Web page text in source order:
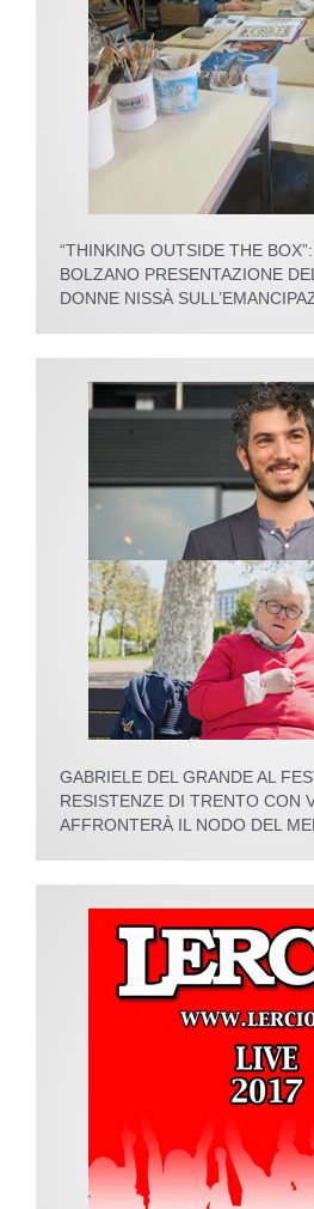
“THINKING OUTSIDE THE
BOLZANO PRESENTAZIONE
DONNE NISSÀ
GABRIELE DEL GRANDE AL
RESISTENZE DI TRENTO CON
AFFRONTERÀ IL NODO DEL